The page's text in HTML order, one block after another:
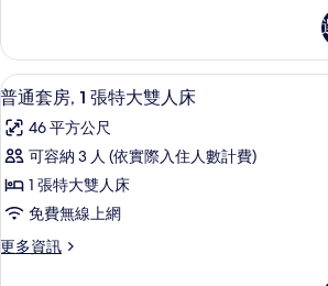
特
大
雙
人
床,
無
障
礙
套
房,
1
張
特
大
人
床,
障
顯
示
普
通
套
1
高級寢具
4
普通套房, 1 張特大雙人床
46 平方公尺
可容納 3 人 (依實際入住人數計費)
1 張特大雙人床
免費無線上網
更多資訊
更